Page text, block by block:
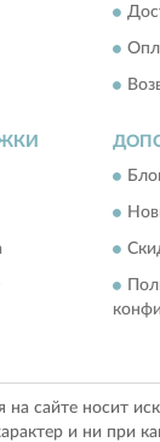
на сайте носит
и ни при